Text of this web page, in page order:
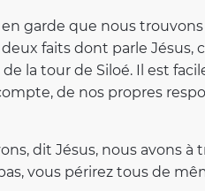
garde que nous
faits dont parle Jésus,
la tour de Siloé. Il est
de nos propres
dit Jésus, nous avons à
vous périrez tous de